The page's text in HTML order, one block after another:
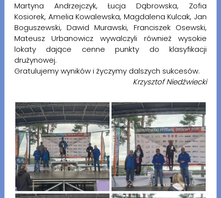
Martyna Andrzejczyk, Łucja Dąbrowska, Zofia
Kosiorek, Amelia Kowalewska, Magdalena Kulcak, Jan
Boguszewski, Dawid Murawski, Franciszek Osewski,
Mateusz Urbanowicz wywalczyli również wysokie
lokaty dające cenne punkty do klasyfikacji
drużynowej.
Gratulujemy wyników i życzymy dalszych sukcesów.
Krzysztof Niedźwiecki